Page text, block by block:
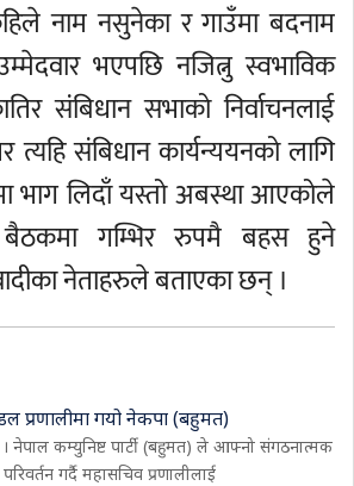
नाम नसुनेका र गाउँमा बदनाम
भएपछि नजित्नु स्वभाविक
संबिधान सभाको निर्वाचनलाई
त्यहि संबिधान कार्यन्ययनको लागि
भाग लिदाँ यस्तो अबस्था आएकोले
बैठकमा गम्भिर रुपमै बहस हुने
नेताहरुले बताएका छन् ।
प्रणालीमा गयो नेकपा (बहुमत)
नेपाल कम्युनिष्ट पार्टी (बहुमत) ले आफ्नो संगठनात्मक
गर्दै महासचिव प्रणालीलाई